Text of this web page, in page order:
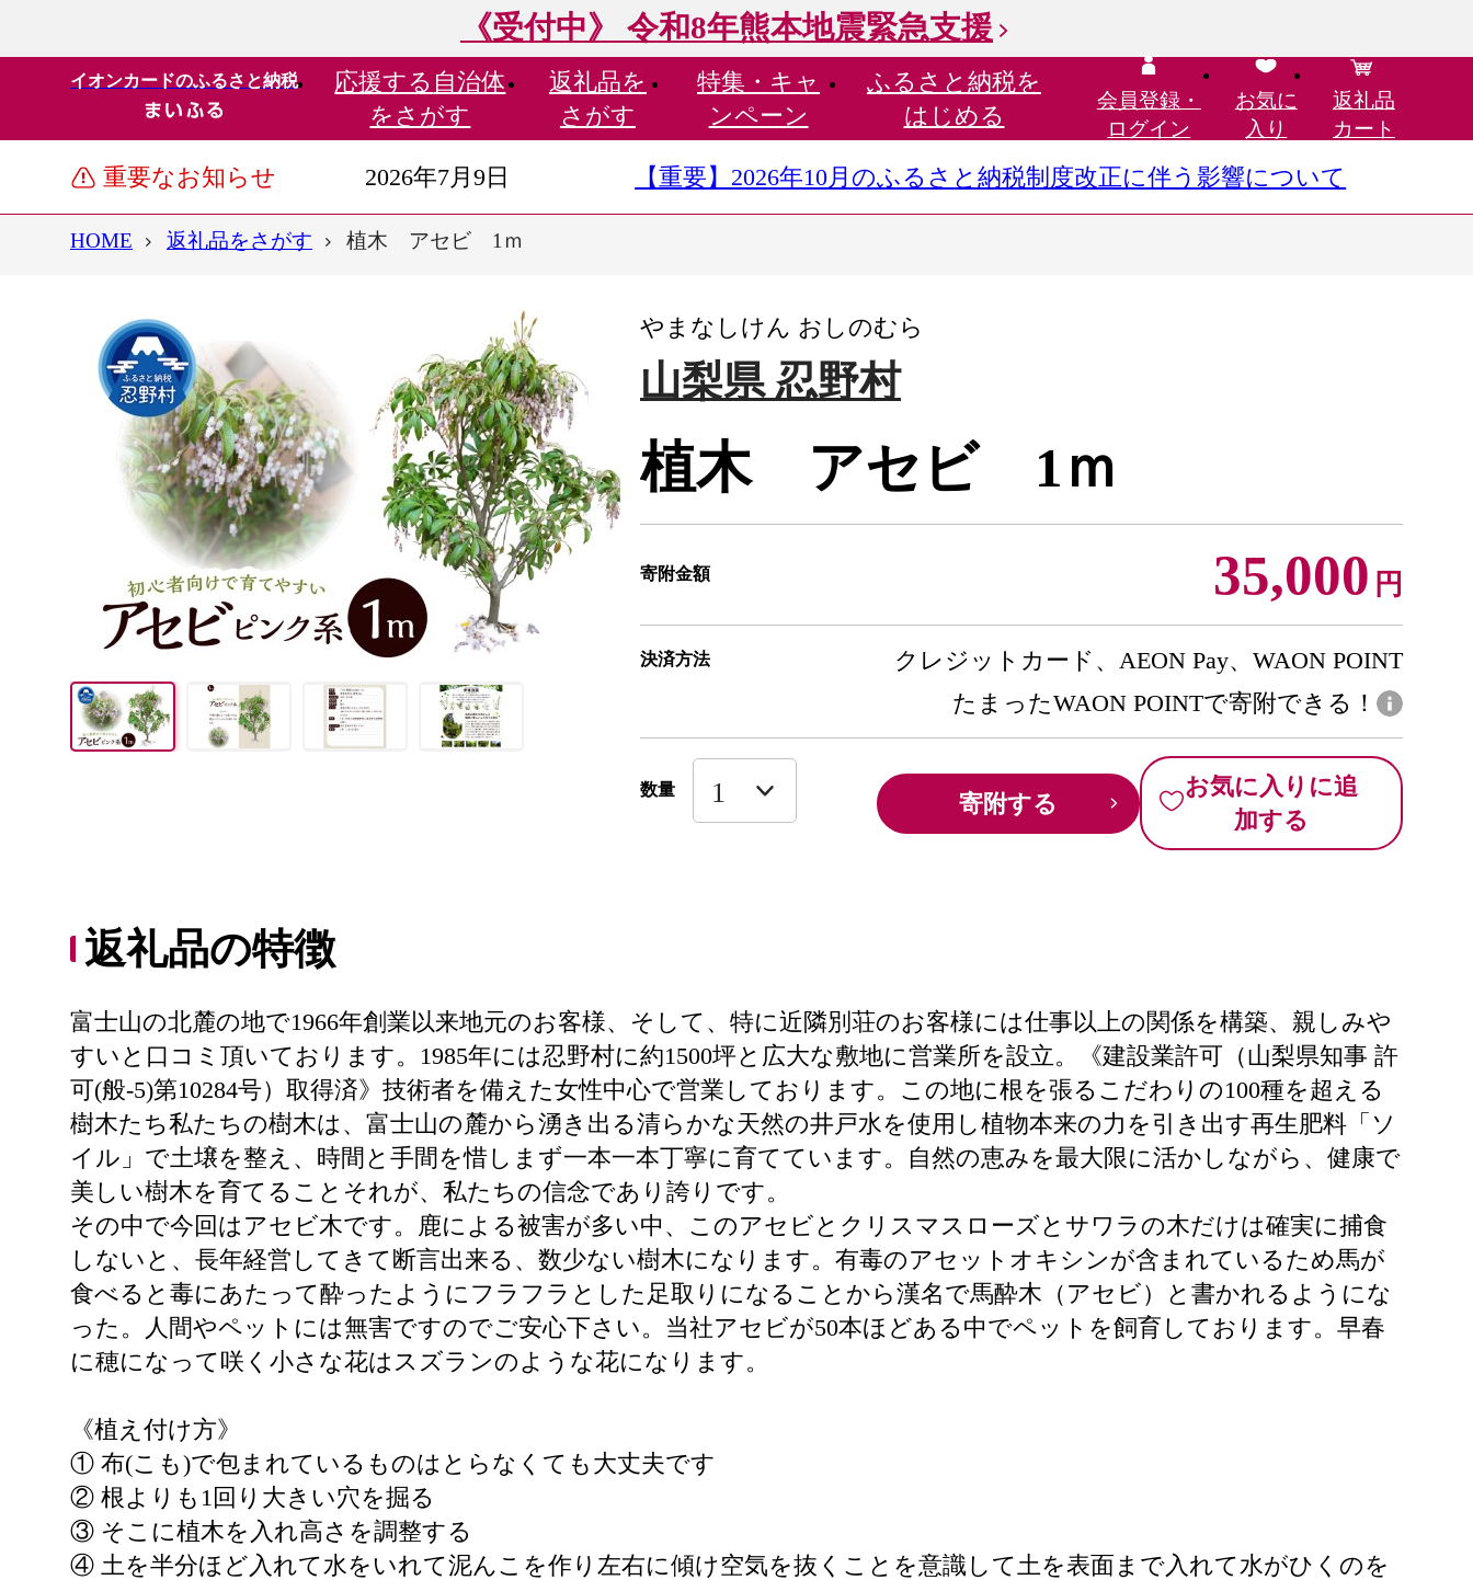
《受付中》 令和8年熊本地震緊急支援
イオンカードのふるさと納税 応援する 自治体
をさがす
返礼品を
さがす
特集・ キャ
ンペーン
ふるさと納税を
はじめる
会員登録・
ログイン
お気に
入り
返礼品
カート
重要なお知らせ 2026年7月9日 【重要】2026年10月のふるさと納税制度改正に伴う影響について
HOME 返礼品をさがす 植木 アセビ 1ｍ
やまなしけん おしのむら
山梨県 忍野村
植木 アセビ 1ｍ
寄附金額 35,000 円
決済方法
クレジットカード、AEON Pay、WAON POINT
たまったWAON POINTで寄附できる！
数量 寄附する
お気に入りに追
加する
返礼品の特徴
富士山の北麓の地で1966年創業以来地元のお客様、そして、特に近隣別荘のお客様には仕事以上の関係を構築、親しみや
すいと口コミ頂いております。1985年には忍野村に約1500坪と広大な敷地に営業所を設立。《建設業許可（山梨県知事 許
可(般-5)第10284号）取得済》技術者を備えた女性中心で営業しております。この地に根を張るこだわりの100種を超える
樹木たち私たちの樹木は、富士山の麓から湧き出る清らかな天然の井戸水を使用し植物本来の力を引き出す再生肥料「ソ
イル」で土壌を整え、時間と手間を惜しまず一本一本丁寧に育てています。自然の恵みを最大限に活かしながら、健康で
美しい樹木を育てることそれが、私たちの信念であり誇りです。
その中で今回はアセビ木です。鹿による被害が多い中、このアセビとクリスマスローズとサワラの木だけは確実に捕食
しないと、長年経営してきて断言出来る、数少ない樹木になります。有毒のアセットオキシンが含まれているため馬が
食べると毒にあたって酔ったようにフラフラとした足取りになることから漢名で馬酔木（アセビ）と書かれるようにな
った。人間やペットには無害ですのでご安心下さい。当社アセビが50本ほどある中でペットを飼育しております。早春
に穂になって咲く小さな花はスズランのような花になります。
《植え付け方》
① 布(こも)で包まれているものはとらなくても大丈夫です
② 根よりも1回り大きい穴を掘る
③ そこに植木を入れ高さを調整する
④ 土を半分ほど入れて水をいれて泥んこを作り左右に傾け空気を抜くことを意識して土を表面まで入れて水がひくのを